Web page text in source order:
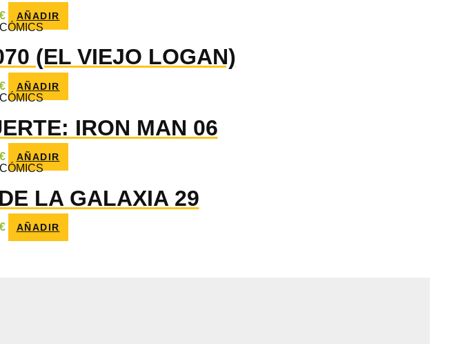
€ AÑADIR
CÓMICS
(EL VIEJO LOGAN)
€ AÑADIR
CÓMICS
IRON MAN 06
€ AÑADIR
CÓMICS
LA GALAXIA 29
€ AÑADIR